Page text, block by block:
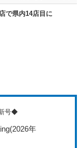
で県内14店目に
号◆
(2026年